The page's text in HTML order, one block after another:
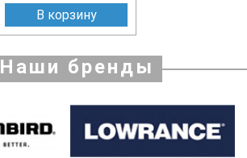
В корзину
Наши бренды